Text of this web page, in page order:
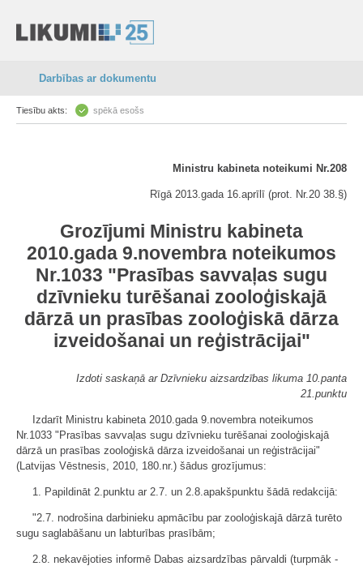
Darbības ar dokumentu
Tiesību akts: spēkā esošs
Ministru kabineta noteikumi Nr.208
Rīgā 2013.gada 16.aprīlī (prot. Nr.20 38.§)
Grozījumi Ministru kabineta
2010.gada 9.novembra noteikumos
Nr.1033 "Prasības savvaļas sugu
dzīvnieku turēšanai zooloģiskajā
dārzā un prasības zooloģiskā dārza
izveidošanai un reģistrācijai"
Izdoti saskaņā ar Dzīvnieku aizsardzības likuma 10.panta
21.punktu
Izdarīt Ministru kabineta 2010.gada 9.novembra noteikumos
Nr.1033 "Prasības savvaļas sugu dzīvnieku turēšanai zooloģiskajā
dārzā un prasības zooloģiskā dārza izveidošanai un reģistrācijai"
(Latvijas Vēstnesis, 2010, 180.nr.) šādus grozījumus:
1. Papildināt 2.punktu ar 2.7. un 2.8.apakšpunktu šādā redakcijā:
"2.7. nodrošina darbinieku apmācību par zooloģiskajā dārzā turēto
sugu saglabāšanu un labturības prasībām;
2.8. nekavējoties informē Dabas aizsardzības pārvaldi (turpmāk -